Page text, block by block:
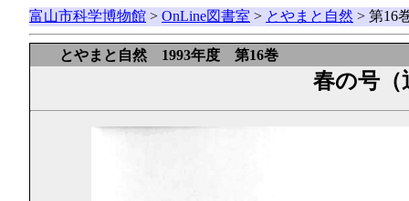
富山市科学博物館 > OnLine図書室 > とやまと自然 > 第16
とやまと自然 1993年度 第16巻
春の号